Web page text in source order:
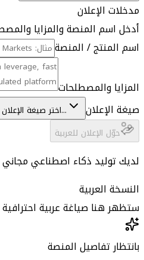
مدخلات الإعلان
أدخل اسم المنصة والمزايا
اسم المنتج / المنصة
المزايا والمصطلحات
صيغة الإعلان
اختر صيغة الإعلان...
حوّل الإعلان للعربية
لديك توليد ذكاء اصطناعي مجاني
النسخة العربية
ستظهر هنا صياغة عربية احترافية
بانتظار تفاصيل المنصة